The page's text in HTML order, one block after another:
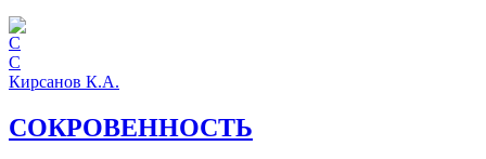
С
Кирсанов К.А.
СОКРОВЕННОСТЬ